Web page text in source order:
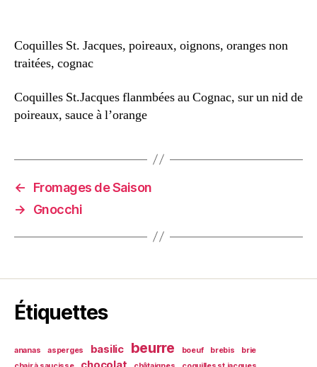
Coquilles St. Jacques, poireaux, oignons, oranges non
traitées, cognac
Coquilles St.Jacques flanmbées au Cognac, sur un nid de
poireaux, sauce à l’orange
←
Fromages de Saison
→
Gnocchi
Étiquettes
ananas asperges basilic beurre boeuf brebis
brie